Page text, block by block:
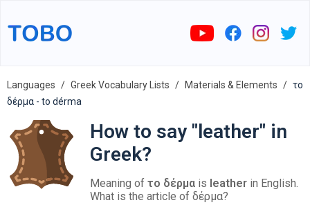
Languages Greek Vocabulary Lists Materials & Elements
το
δέρμα - to dérma
How to say "leather" in
Greek?
Meaning of το δέρμα is leather in English.
What is the article of δέρμα?